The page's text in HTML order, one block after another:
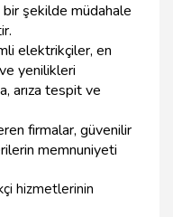
bir şekilde müdahale
elektrikçiler, en
yenilikleri
arıza tespit ve
firmalar, güvenilir
memnuniyeti
hizmetlerinin